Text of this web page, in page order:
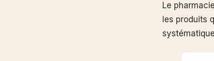
Le
les produits